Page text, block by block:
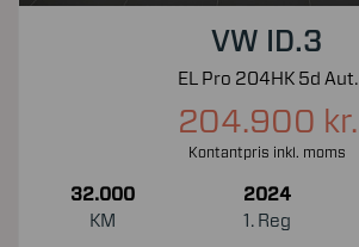
VW ID.3
EL Pro 204HK 5d Aut.
204.900 kr.
Kontantpris inkl. moms
32.000
KM
2024
1. Reg